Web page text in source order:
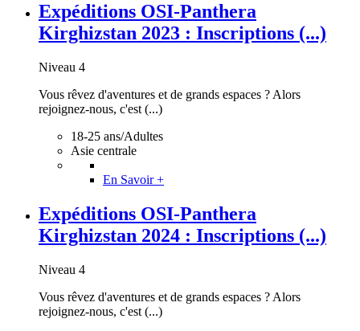
Expéditions OSI-Panthera
Kirghizstan 2023 : Inscriptions (...)
Niveau 4
Vous rêvez d'aventures et de grands espaces ? Alors
rejoignez-nous, c'est (...)
18-25 ans/Adultes
Asie centrale
En Savoir +
Expéditions OSI-Panthera
Kirghizstan 2024 : Inscriptions (...)
Niveau 4
Vous rêvez d'aventures et de grands espaces ? Alors
rejoignez-nous, c'est (...)